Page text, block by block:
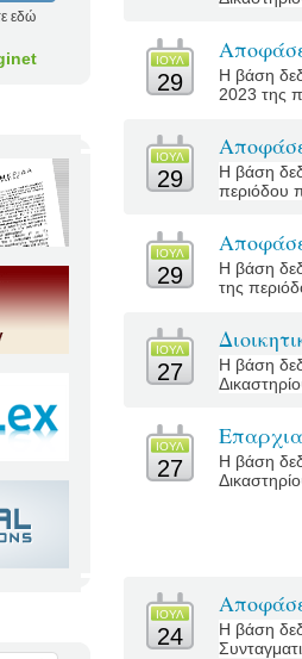
εδώ
ΙΟΥΛ
29
Η βάση
2023 της
ΙΟΥΛ
29
Η βάση
περιόδου
ΙΟΥΛ
29
Η βάση
της
ΙΟΥΛ
27
Η βάση
ΙΟΥΛ
27
Η βάση
ΙΟΥΛ
24
Η βάση